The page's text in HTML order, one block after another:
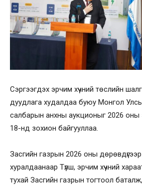
Сэргээгдэх эрчим хүчний төслийн
дуудлага худалдаа буюу Монгол
салбарын анхны аукционыг 2026 оны
18-нд зохион байгууллаа.
Засгийн газрын 2026 оны
хуралдаанаар Түлш, эрчим хүчний
тухай Засгийн газрын тогтоол